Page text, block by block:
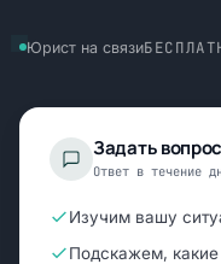
Юрист на связи
Задать
Ответ в течение
Изучим вашу
Подскажем,